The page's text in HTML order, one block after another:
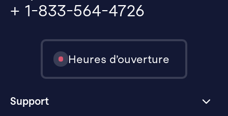
+ 1-833-564-4726
Heures d’ouverture
Support